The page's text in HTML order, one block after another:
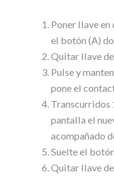
Poner llave
el botón (A)
Quitar llave
Pulse y
pone el
Transcurridos
pantalla el
acompañado
Suelte el
Quitar llave